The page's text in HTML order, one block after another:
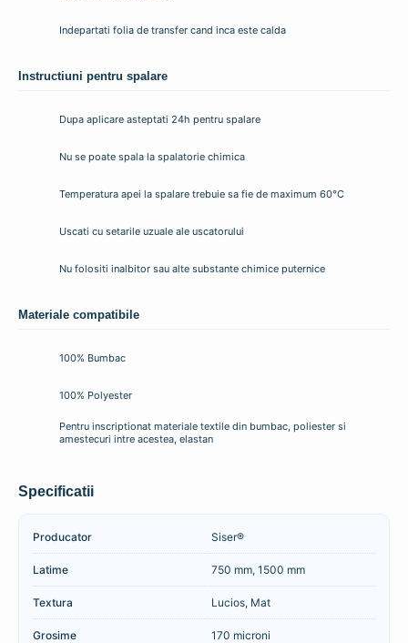
Indepartati folia de transfer cand inca este calda
Instructiuni pentru spalare
Dupa aplicare asteptati 24h pentru spalare
Nu se poate spala la spalatorie chimica
Temperatura apei la spalare trebuie sa fie de maximum 60°C
Uscati cu setarile uzuale ale uscatorului
Nu folositi inalbitor sau alte substante chimice puternice
Materiale compatibile
100% Bumbac
100% Polyester
Pentru inscriptionat materiale textile din bumbac, poliester si
amestecuri intre acestea, elastan
Specificatii
Producator Siser®
Latime 750 mm, 1500 mm
Textura Lucios, Mat
Grosime 170 microni